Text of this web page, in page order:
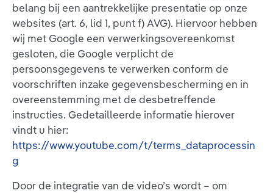
belang bij een aantrekkelijke presentatie op onze
websites (art. 6, lid 1, punt f) AVG). Hiervoor hebben
wij met Google een verwerkingsovereenkomst
gesloten, die Google verplicht de
persoonsgegevens te verwerken conform de
voorschriften inzake gegevensbescherming en in
overeenstemming met de desbetreffende
instructies. Gedetailleerde informatie hierover
vindt u hier:
https://www.youtube.com/t/terms_dataprocessin
g
Door de integratie van de video’s wordt – om